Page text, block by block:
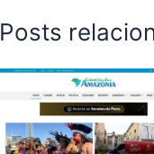
Posts